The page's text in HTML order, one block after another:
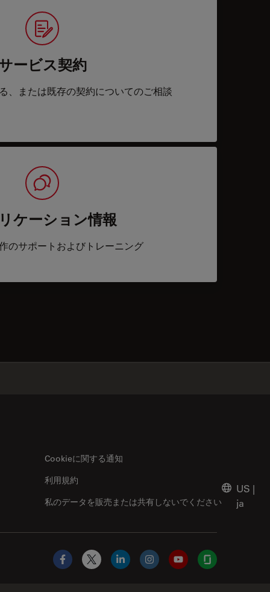
ービス契約
、または既存の契約についてのご相談
ケーション情報
のサポートおよびトレーニング
Cookieに関する通知
私のデータを販売または共有しないでください
利用規約
US |
ja
Facebook
X LinkedInInstagramYouTubeGlassdoor